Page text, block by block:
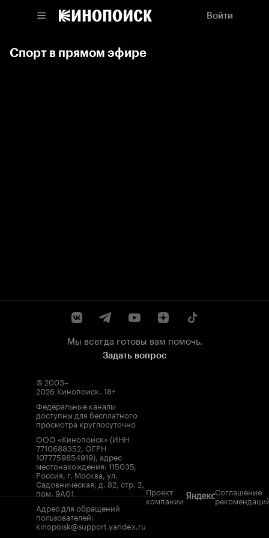
Войти
Спорт в прямом эфире
Мы всегда готовы вам помочь.
Задать вопрос
© 2003–
2026 Кинопоиск. 18+
Федеральные каналы
доступны для бесплатного
просмотра круглосуточно
ООО «Кинопоиск» (ИНН
7710688352, ОГРН
1077759854919), адрес
местонахождения: 115035,
Россия, г. Москва, ул.
Садовническая, д. 82, стр. 2,
пом. 9А01
Адрес для обращений
пользователей:
kinopoisk@support.yandex.ru
Проект
компании
Соглашение